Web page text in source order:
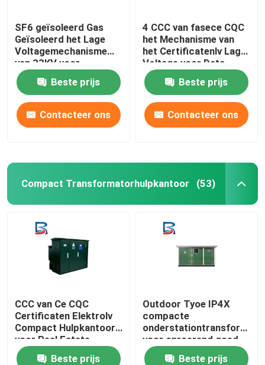
SF6 geïsoleerd Gas
Geïsoleerd het Lage
Voltagemechanisme
van 33KV voor
Distributiesystemen
Beste prijs
Contacteer ons
4 CCC van fasece CQC
het Mechanisme van
het Certificatenlv Lage
Voltage voor Data
Center
Beste prijs
Contacteer ons
Compact Transformatorhulpkantoor (53)
CCC van Ce CQC
Certificaten Elektrolv
Compact Hulpkantoor
voor Real Estate
Beste prijs
Outdoor Tyoe IP4X
compacte
voor onroerend goed
en gebouwen
Beste prijs